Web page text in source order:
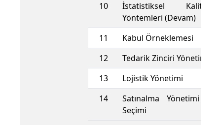
10
İstatistiksel Kalite
Yöntemleri (Devam)
11
Kabul Örneklemesi
12
Tedarik Zinciri Yönetimi
13
Lojistik Yönetimi
14
Satınalma Yönetimi ve
Seçimi